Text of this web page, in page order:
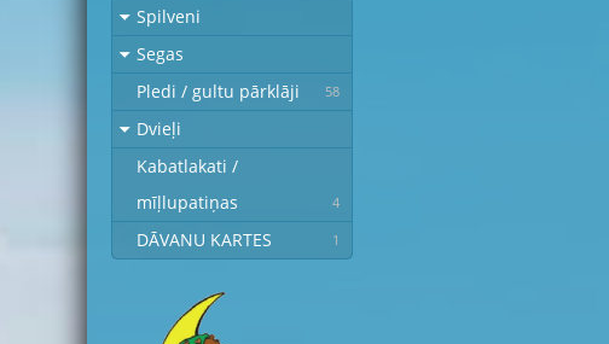
Spilveni
Segas
Pledi / gultu pārklāji
58
Dvieļi
Kabatlakati /
mīļlupatiņas
4
DĀVANU KARTES 1